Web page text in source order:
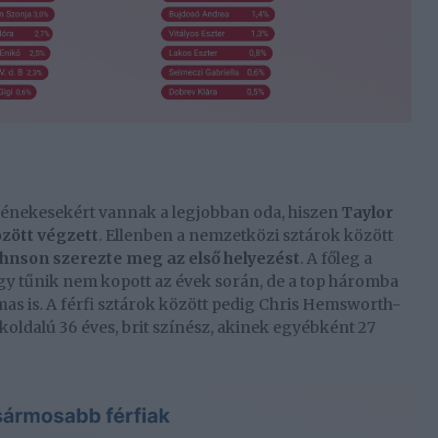
vannak a legjobban oda, hiszen Taylor
végzett. Ellenben a nemzetközi sztárok között
szerezte meg az első helyezést. A főleg a
tűnik nem kopott az évek során, de a top háromba
is. A férfi sztárok között pedig Chris Hemsworth-
36 éves, brit színész, akinek egyébként 27